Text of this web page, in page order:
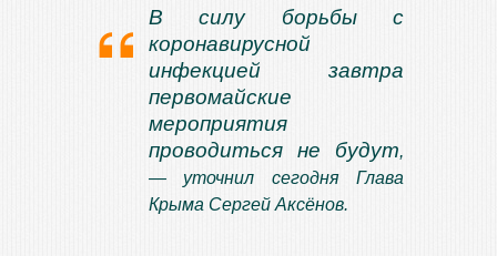
В силу борьбы с
коронавирусной
инфекцией завтра
первомайские
мероприятия
проводиться не будут,
— уточнил сегодня Глава
Крыма Сергей Аксёнов.